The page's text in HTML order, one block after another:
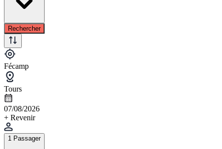
Rechercher
Fécamp
Tours
07/08/2026
+ Revenir
1 Passager